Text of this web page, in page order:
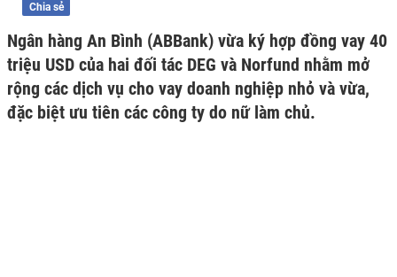
Chia sẻ
Ngân hàng An Bình (ABBank) vừa ký hợp đồng vay 40
triệu USD của hai đối tác DEG và Norfund nhằm mở
rộng các dịch vụ cho vay doanh nghiệp nhỏ và vừa,
đặc biệt ưu tiên các công ty do nữ làm chủ.